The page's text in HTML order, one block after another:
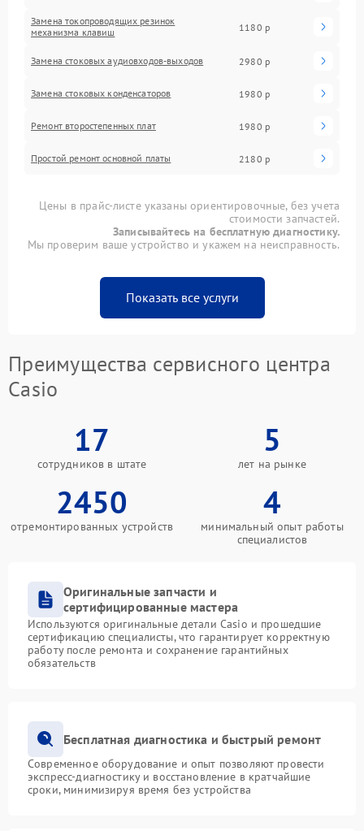
Замена токопроводящих резинок
механизма клавиш
1180 р
Замена стоковых аудиовходов-выходов 2980 р
Замена стоковых конденсаторов 1980 р
Ремонт второстепенных плат 1980 р
Простой ремонт основной платы 2180 р
Цены в прайс-листе указаны ориентировочные, без учета
стоимости запчастей.
Записывайтесь на бесплатную диагностику.
Мы проверим ваше устройство и укажем на неисправность.
Показать все услуги
Преимущества сервисного центра
Casio
17
сотрудников в штате
5
лет на рынке
2450
отремонтированных устройств
4
минимальный опыт работы
специалистов
Оригинальные запчасти и
сертифицированные мастера
Используются оригинальные детали Casio и прошедшие
сертификацию специалисты, что гарантирует корректную
работу после ремонта и сохранение гарантийных
обязательств
Бесплатная диагностика и быстрый ремонт
Современное оборудование и опыт позволяют провести
экспресс-диагностику и восстановление в кратчайшие
сроки, минимизируя время без устройства